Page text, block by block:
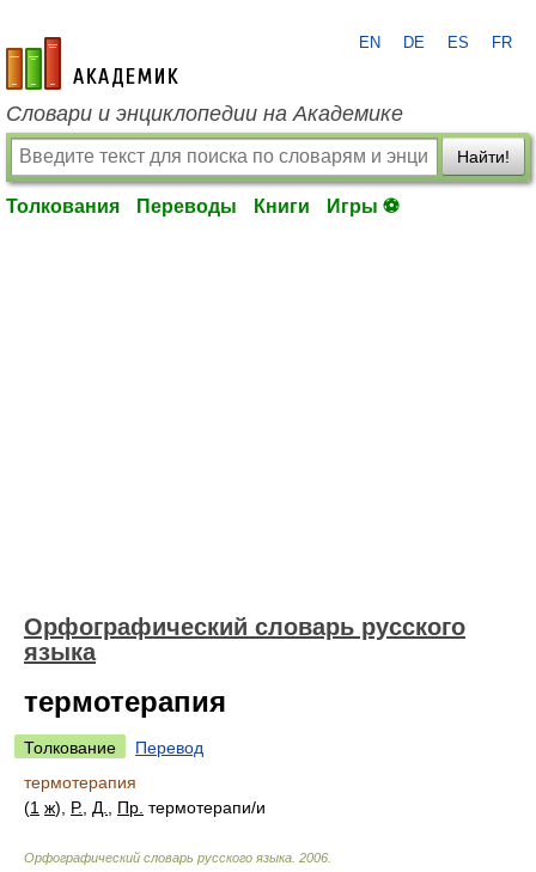
academic.ru
EN DE ES FR
Словари и энциклопедии на Академике
Найти!
Толкования Переводы Книги Игры ⚽
Орфографический словарь русского
языка
термотерапия
Толкование
Перевод
термотерапия
(1 ж), Р. Д. Пр. термотерапи/и
Орфографический словарь русского языка 2006